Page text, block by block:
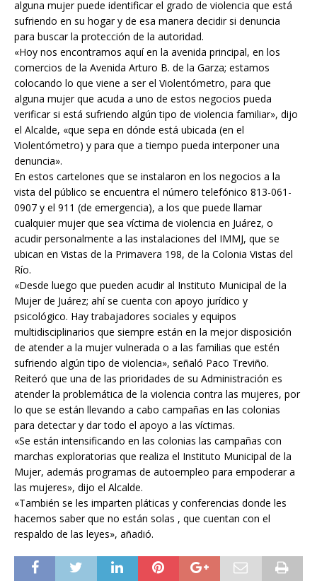
alguna mujer puede identificar el grado de violencia que está
sufriendo en su hogar y de esa manera decidir si denuncia
para buscar la protección de la autoridad.
«Hoy nos encontramos aquí en la avenida principal, en los
comercios de la Avenida Arturo B. de la Garza; estamos
colocando lo que viene a ser el Violentómetro, para que
alguna mujer que acuda a uno de estos negocios pueda
verificar si está sufriendo algún tipo de violencia familiar», dijo
el Alcalde, «que sepa en dónde está ubicada (en el
Violentómetro) y para que a tiempo pueda interponer una
denuncia».
En estos cartelones que se instalaron en los negocios a la
vista del público se encuentra el número telefónico 813-061-
0907 y el 911 (de emergencia), a los que puede llamar
cualquier mujer que sea víctima de violencia en Juárez, o
acudir personalmente a las instalaciones del IMMJ, que se
ubican en Vistas de la Primavera 198, de la Colonia Vistas del
Río.
«Desde luego que pueden acudir al Instituto Municipal de la
Mujer de Juárez; ahí se cuenta con apoyo jurídico y
psicológico. Hay trabajadores sociales y equipos
multidisciplinarios que siempre están en la mejor disposición
de atender a la mujer vulnerada o a las familias que estén
sufriendo algún tipo de violencia», señaló Paco Treviño.
Reiteró que una de las prioridades de su Administración es
atender la problemática de la violencia contra las mujeres, por
lo que se están llevando a cabo campañas en las colonias
para detectar y dar todo el apoyo a las víctimas.
«Se están intensificando en las colonias las campañas con
marchas exploratorias que realiza el Instituto Municipal de la
Mujer, además programas de autoempleo para empoderar a
las mujeres», dijo el Alcalde.
«También se les imparten pláticas y conferencias donde les
hacemos saber que no están solas , que cuentan con el
respaldo de las leyes», añadió.